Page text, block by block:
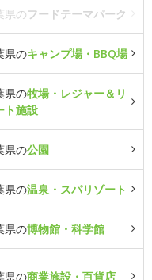
県のフードテーマパーク
県のキャンプ場・BBQ場
県の牧場・レジャー＆リ
ト施設
県の公園
県の温泉・スパリゾート
県の博物館・科学館
県の商業施設・百貨店